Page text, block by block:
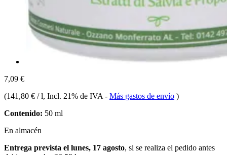
7,09 €
(141,80 € / l, Incl. 21% de IVA - Más gastos de envío )
Contenido: 50 ml
En almacén
Entrega prevista el lunes, 17 agosto, si se realiza el pedido antes